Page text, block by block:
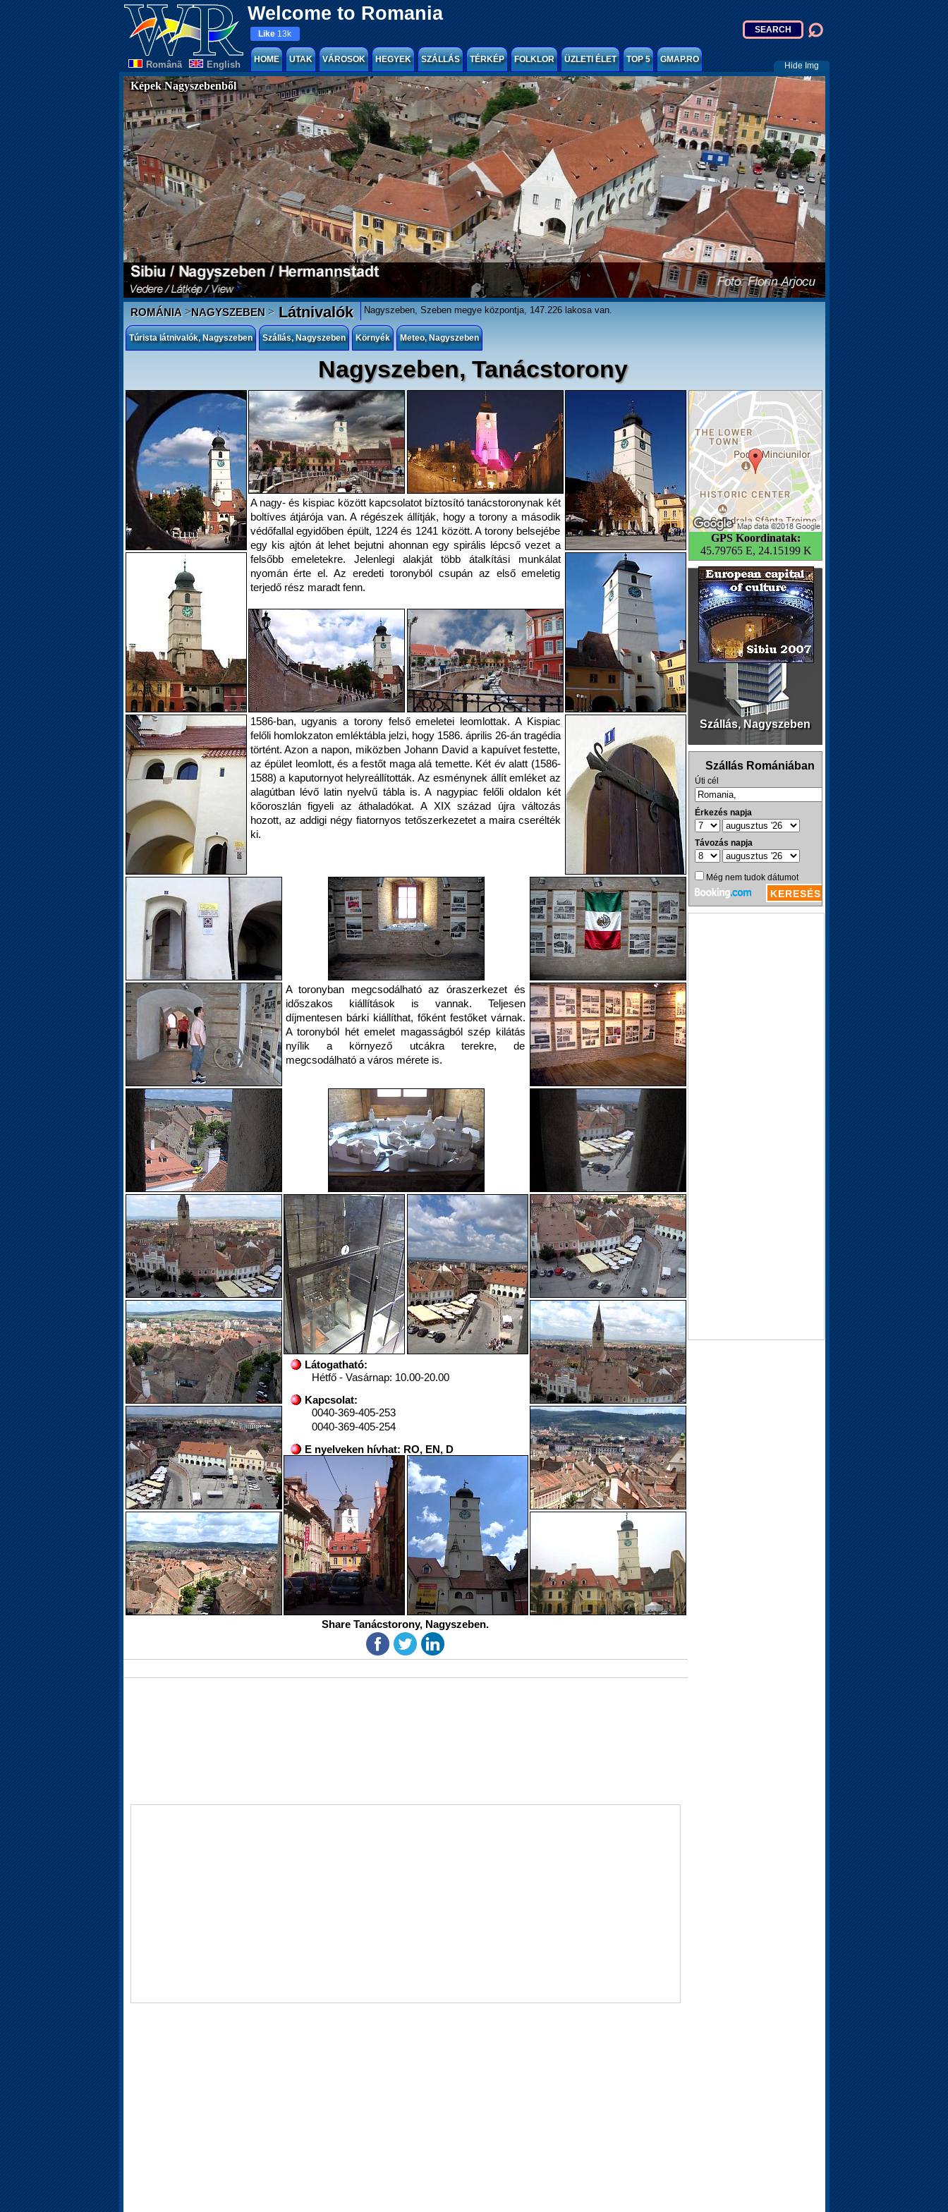
Welcome to Romania
Românã English
Like 13k
HOME UTAK VÁROSOK HEGYEK SZÁLLÁS TÉRKÉP FOLKLOR ÜZLETI ÉLET TOP 5 GMAP.RO
Hide Img
Képek Nagyszebenből
ROMÁNIA>NAGYSZEBEN>Látnivalók Nagyszeben, Szeben megye központja, 147.226 lakosa van.
Túrista látnivalók, Nagyszeben Szállás, Nagyszeben Környék Meteo, Nagyszeben
Nagyszeben, Tanácstorony
GPS Koordinatak:
45.79765 E, 24.15199 K
A nagy- és kispiac között kapcsolatot bíztosító tanácstoronynak két
boltíves átjárója van. A régészek állítják, hogy a torony a második
védőfallal egyidőben épült, 1224 és 1241 között. A torony belsejébe
egy kis ajtón át lehet bejutni ahonnan egy spirális lépcső vezet a
felsőbb emeletekre. Jelenlegi alakját több átalkítási munkálat
nyomán érte el. Az eredeti toronyból csupán az első emeletig
terjedő rész maradt fenn.
1586-ban, ugyanis a torony felső emeletei leomlottak. A Kispiac
felőli homlokzaton emléktábla jelzi, hogy 1586. április 26-án tragédia
történt. Azon a napon, miközben Johann David a kapuívet festette,
az épület leomlott, és a festőt maga alá temette. Két év alatt (1586-
1588) a kaputornyot helyreállították. Az esménynek állít emléket az
alagútban lévő latin nyelvű tábla is. A nagypiac felőli oldalon két
kőoroszlán figyeli az áthaladókat. A XIX század újra változás
hozott, az addigi négy fiatornyos tetőszerkezetet a maira cserélték
ki.
A toronyban megcsodálható az óraszerkezet és
időszakos kiállítások is vannak. Teljesen
díjmentesen bárki kiállíthat, főként festőket várnak.
A toronyból hét emelet magasságból szép kilátás
nyílik a környező utcákra terekre, de
megcsodálható a város mérete is.
Látogatható:
Hétfő - Vasárnap: 10.00-20.00
Kapcsolat:
0040-369-405-253
0040-369-405-254
E nyelveken hívhat: RO, EN, D
Szállás, Nagyszeben
Share Tanácstorony, Nagyszeben.